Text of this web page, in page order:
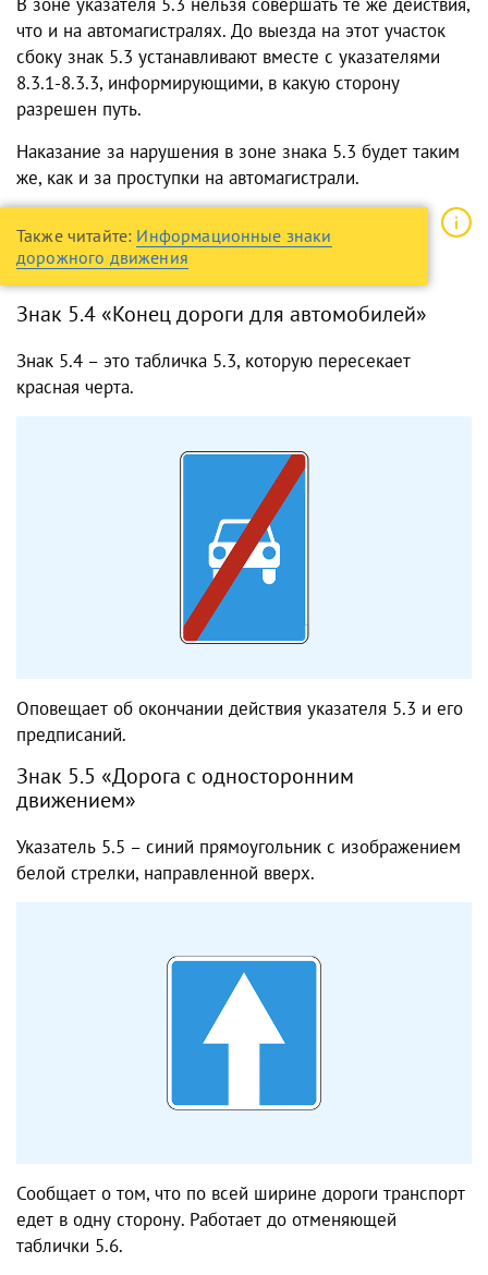
что и на автомагистралях. До выезда на этот участок
сбоку знак 5.3 устанавливают вместе с указателями
8.3.1-8.3.3, информирующими, в какую сторону
разрешен путь.
Наказание за нарушения в зоне знака 5.3 будет таким
же, как и за проступки на автомагистрали.
Также читайте: Информационные знаки
дорожного движения
Знак 5.4 «Конец дороги для автомобилей»
Знак 5.4 – это табличка 5.3, которую пересекает
красная черта.
Оповещает об окончании действия указателя 5.3 и его
предписаний.
Знак 5.5 «Дорога с односторонним
движением»
Указатель 5.5 – синий прямоугольник с изображением
белой стрелки, направленной вверх.
Сообщает о том, что по всей ширине дороги транспорт
едет в одну сторону. Работает до отменяющей
таблички 5.6.